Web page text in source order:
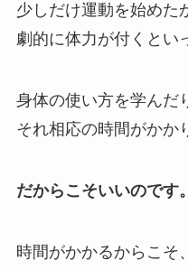
少しだけ運動を始めた
劇的に体力が付くとい
身体の使い方を学んだ
それ相応の時間がかか
だからこそいいのです。
時間がかかるからこそ